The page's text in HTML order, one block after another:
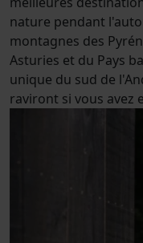
nature pendant l'auto
montagnes des Pyrén
Asturies et du Pays ba
unique du sud de l'An
raviront si vous avez e